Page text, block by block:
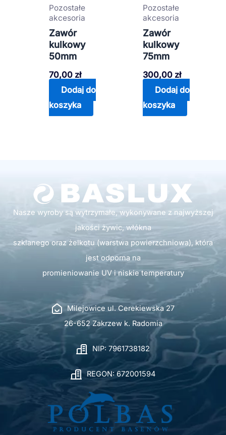
Pozostałe
akcesoria
Zawór
kulkowy
50mm
70,00 zł
Dodaj do
koszyka
Pozostałe
akcesoria
Zawór
kulkowy
75mm
300,00 zł
Dodaj do
koszyka
Nasze wyroby są wytrzymałe, wykonywane z najwyższej
jakości żywic, włókna
szklanego oraz żelkotu (warstwa powierzchniowa), która
jest odporna na
promieniowanie UV i niskie temperatury
Milejowice ul. Cerekiewska 27
26-652 Zakrzew k. Radomia
NIP: 7961738182
REGON: 672001594